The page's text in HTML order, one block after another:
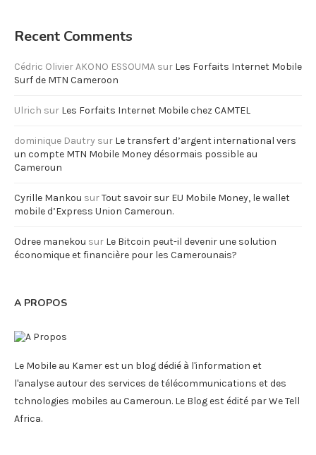
Recent Comments
Cédric Olivier AKONO ESSOUMA sur Les Forfaits Internet Mobile
Surf de MTN Cameroon
Ulrich sur Les Forfaits Internet Mobile chez CAMTEL
dominique Dautry sur Le transfert d’argent international vers
un compte MTN Mobile Money désormais possible au
Cameroun
Cyrille Mankou surTout savoir sur EU Mobile Money, le wallet
mobile d’Express Union Cameroun.
Odree manekou sur Le Bitcoin peut-il devenir une solution
économique et financière pour les Camerounais?
A PROPOS
Le Mobile au Kamer est un blog dédié à l'information et
l'analyse autour des services de télécommunications et des
tchnologies mobiles au Cameroun. Le Blog est édité par We Tell
Africa.